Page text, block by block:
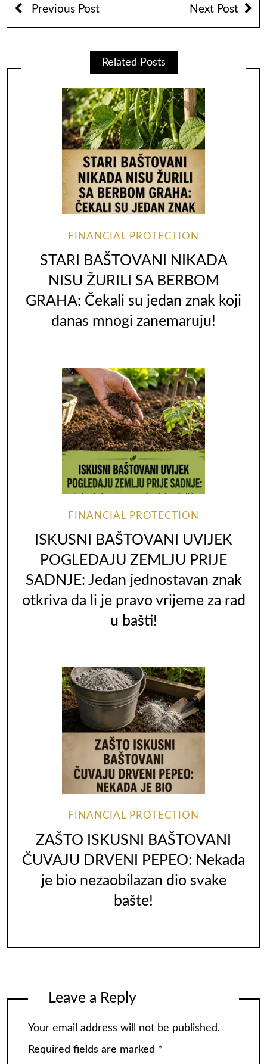
Previous Post Next Post
Related Posts
FINANCIAL PROTECTION
STARI BAŠTOVANI NIKADA
NISU ŽURILI SA BERBOM
GRAHA: Čekali su jedan znak koji
danas mnogi zanemaruju!
FINANCIAL PROTECTION
ISKUSNI BAŠTOVANI UVIJEK
POGLEDAJU ZEMLJU PRIJE
SADNJE: Jedan jednostavan znak
otkriva da li je pravo vrijeme za rad
u bašti!
FINANCIAL PROTECTION
ZAŠTO ISKUSNI BAŠTOVANI
ČUVAJU DRVENI PEPEO: Nekada
je bio nezaobilazan dio svake
bašte!
Leave a Reply
Your email address will not be published.
Required fields are marked *